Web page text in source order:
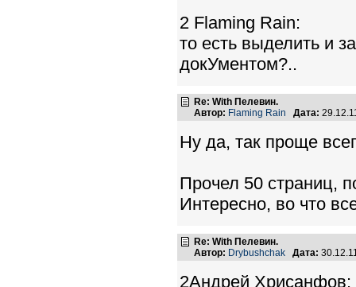
2 Flaming Rain:
то есть выделить и
докУментом?..
Re: With Пелевин.
Автор: Flaming Rain Дата:
Ну да, так проще
Прочел 50 страниц,
Интересно, во что
Re: With Пелевин.
Автор: Drybushchak Дата:
2Андрей Хрисанфов: